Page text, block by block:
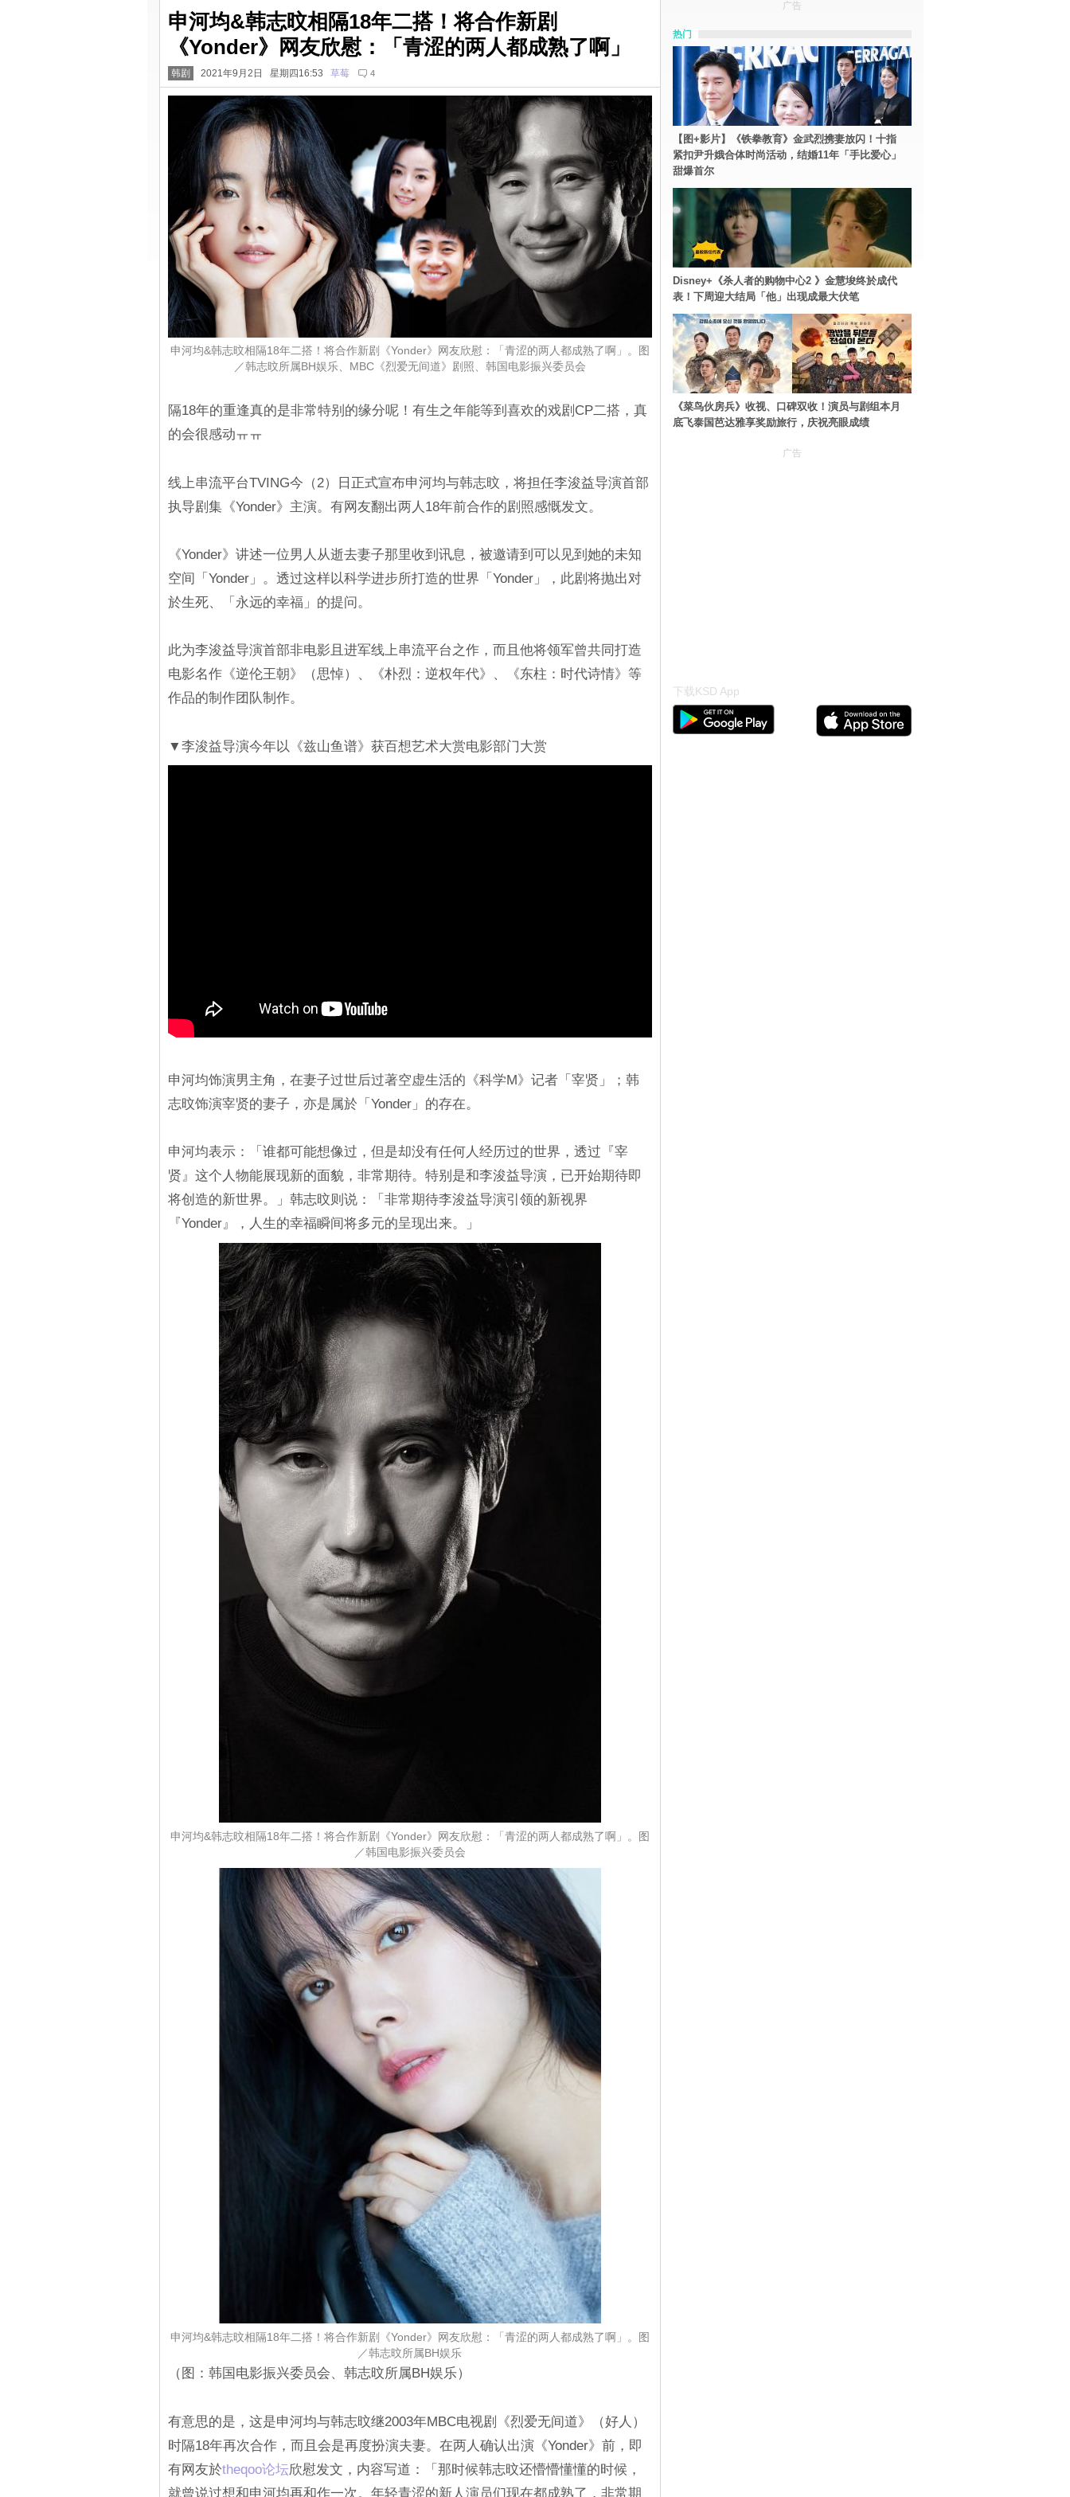
申河均&韩志旼相隔18年二搭！将合作新剧
《Yonder》网友欣慰：「青涩的两人都成熟了啊」
韩剧 2021年9月2日 星期四16:53 草莓 4
申河均&韩志旼相隔18年二搭！将合作新剧《Yonder》网友欣慰：「青涩的两人都成熟了啊」。图
／韩志旼所属BH娱乐、MBC《烈爱无间道》剧照、韩国电影振兴委员会
隔18年的重逢真的是非常特别的缘分呢！有生之年能等到喜欢的戏剧CP二搭，真
的会很感动ㅠㅠ
线上串流平台TVING今（2）日正式宣布申河均与韩志旼，将担任李浚益导演首部
执导剧集《Yonder》主演。有网友翻出两人18年前合作的剧照感慨发文。
《Yonder》讲述一位男人从逝去妻子那里收到讯息，被邀请到可以见到她的未知
空间「Yonder」。透过这样以科学进步所打造的世界「Yonder」，此剧将抛出对
於生死、「永远的幸福」的提问。
此为李浚益导演首部非电影且进军线上串流平台之作，而且他将领军曾共同打造
电影名作《逆伦王朝》（思悼）、《朴烈：逆权年代》、《东柱：时代诗情》等
作品的制作团队制作。
▼李浚益导演今年以《兹山鱼谱》获百想艺术大赏电影部门大赏
申河均饰演男主角，在妻子过世后过著空虚生活的《科学M》记者「宰贤」；韩
志旼饰演宰贤的妻子，亦是属於「Yonder」的存在。
申河均表示：「谁都可能想像过，但是却没有任何人经历过的世界，透过『宰
贤』这个人物能展现新的面貌，非常期待。特别是和李浚益导演，已开始期待即
将创造的新世界。」韩志旼则说：「非常期待李浚益导演引领的新视界
『Yonder』，人生的幸福瞬间将多元的呈现出来。」
申河均&韩志旼相隔18年二搭！将合作新剧《Yonder》网友欣慰：「青涩的两人都成熟了啊」。图
／韩国电影振兴委员会
申河均&韩志旼相隔18年二搭！将合作新剧《Yonder》网友欣慰：「青涩的两人都成熟了啊」。图
／韩志旼所属BH娱乐
（图：韩国电影振兴委员会、韩志旼所属BH娱乐）
有意思的是，这是申河均与韩志旼继2003年MBC电视剧《烈爱无间道》（好人）
时隔18年再次合作，而且会是再度扮演夫妻。在两人确认出演《Yonder》前，即
有网友於‎theqoo论坛‎欣慰发文，内容写道：「那时候韩志旼还懵懵懂懂的时候，
就曾说过想和申河均再和作一次。年轻青涩的新人演员们现在都成熟了，非常期
广告
热门
【图+影片】《铁拳教育》金武烈携妻放闪！十指
紧扣尹升娥合体时尚活动，结婚11年「手比爱心」
甜爆首尔
Disney+《杀人者的购物中心2 》金慧埈终於成代
表！下周迎大结局「他」出现成最大伏笔
《菜鸟伙房兵》收视、口碑双收！演员与剧组本月
底飞泰国芭达雅享奖励旅行，庆祝亮眼成绩
广告
下载KSD App